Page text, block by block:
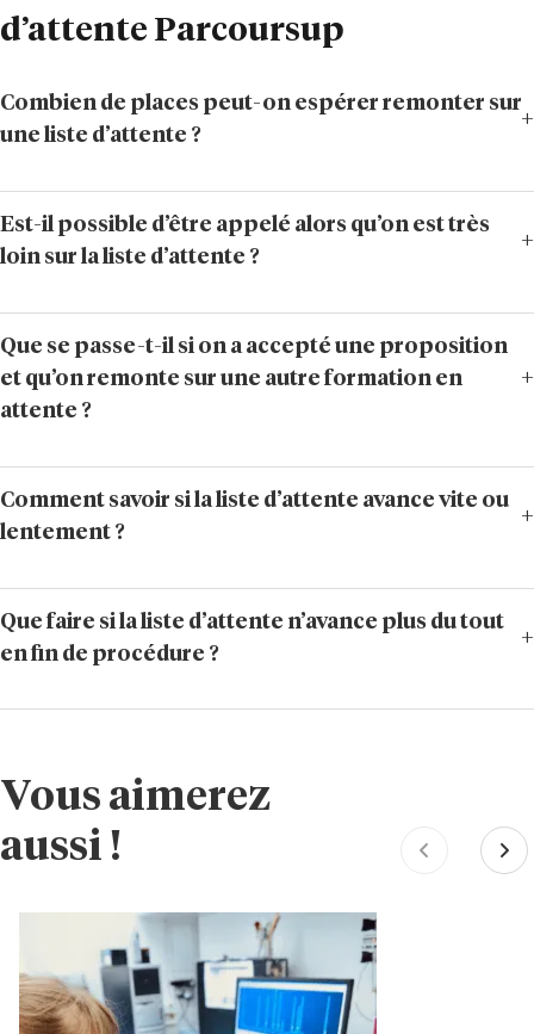
d’attente Parcoursup
Combien de places peut-on espérer remonter sur
une liste d’attente ?
Est-il possible d’être appelé alors qu’on est très
loin sur la liste d’attente ?
Que se passe-t-il si on a accepté une proposition
et qu’on remonte sur une autre formation en
attente ?
Comment savoir si la liste d’attente avance vite ou
lentement ?
Que faire si la liste d’attente n’avance plus du tout
en fin de procédure ?
Vous aimerez
aussi !